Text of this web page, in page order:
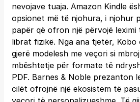
nevojave tuaja. Amazon Kindle
opsionet më të njohura, i njohur
papër që ofron një përvojë leximi
librat fizikë. Nga ana tjetër,
gjerë modelesh me veçori si
mbështetje për formate të
PDF. Barnes & Noble prezanton
cilët ofrojnë një ekosistem të